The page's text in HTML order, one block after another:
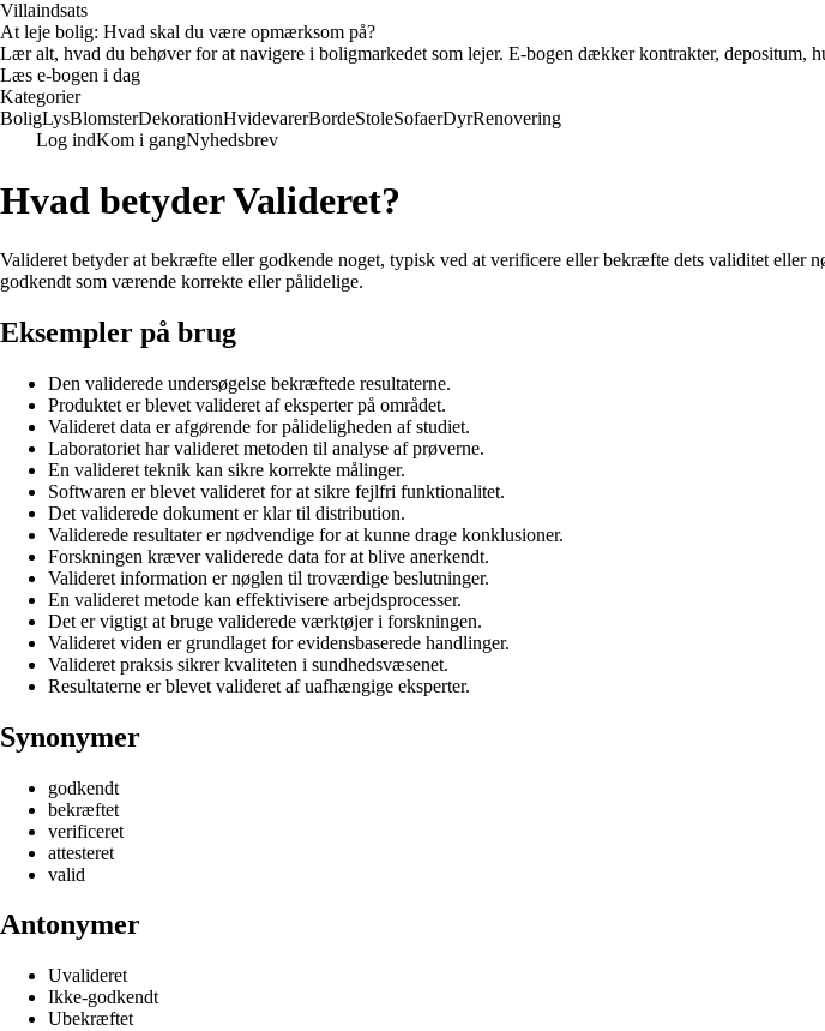
Villaindsats
At leje bolig: Hvad skal du være opmærksom på?
Lær alt, hvad du behøver for at navigere i boligmarkedet som lejer. E-bogen dækker kontrakter, depositum,
Læs e-bogen i dag
Kategorier
BoligLysBlomsterDekorationHvidevarerBordeStoleSofaerDyrRenovering
Log indKom i gangNyhedsbrev
Hvad betyder Valideret?
Valideret betyder at bekræfte eller godkende noget, typisk ved at verificere eller bekræfte dets validitet eller
godkendt som værende korrekte eller pålidelige.
Eksempler på brug
Den validerede undersøgelse bekræftede resultaterne.
Produktet er blevet valideret af eksperter på området.
Valideret data er afgørende for pålideligheden af studiet.
Laboratoriet har valideret metoden til analyse af prøverne.
En valideret teknik kan sikre korrekte målinger.
Softwaren er blevet valideret for at sikre fejlfri funktionalitet.
Det validerede dokument er klar til distribution.
Validerede resultater er nødvendige for at kunne drage konklusioner.
Forskningen kræver validerede data for at blive anerkendt.
Valideret information er nøglen til troværdige beslutninger.
En valideret metode kan effektivisere arbejdsprocesser.
Det er vigtigt at bruge validerede værktøjer i forskningen.
Valideret viden er grundlaget for evidensbaserede handlinger.
Valideret praksis sikrer kvaliteten i sundhedsvæsenet.
Resultaterne er blevet valideret af uafhængige eksperter.
Synonymer
godkendt
bekræftet
verificeret
attesteret
valid
Antonymer
Uvalideret
Ikke-godkendt
Ubekræftet